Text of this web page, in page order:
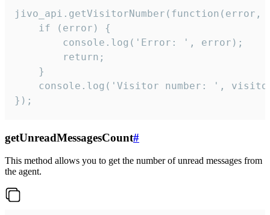
jivo_api.getVisitorNumber(function(error,
    if (error) {
        console.log('Error: ', error);
        return;
    }
console.log('Visitor number: ',
});
getUnreadMessagesCount#
This method allows you to get the number of unread messages from
the agent.